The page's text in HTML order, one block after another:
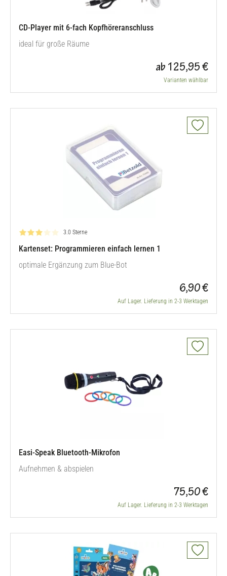
CD-Player mit 6-fach Kopfhöreranschluss
ideal für große Räume
ab 125,95 €
Varianten wählbar
Bewertung: 3.0 von 5
3.0 Sterne
Kartenset: Programmieren einfach lernen 1
optimale Ergänzung zum Blue-Bot
6,90 €
Auf Lager. Lieferung in 2-3 Werktagen
Easi-Speak Bluetooth-Mikrofon
Aufnehmen & abspielen
75,50 €
Auf Lager. Lieferung in 2-3 Werktagen